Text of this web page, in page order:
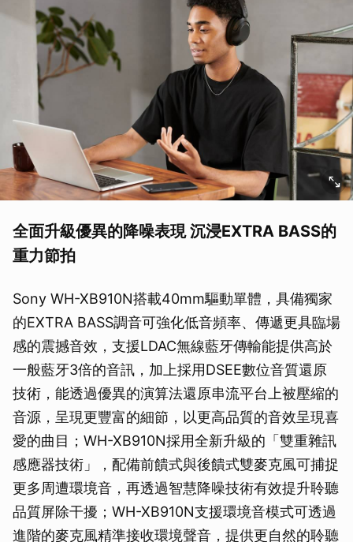
全面升級優異的降噪表現 沉浸EXTRA BASS的
重力節拍
Sony WH-XB910N搭載40mm驅動單體，具備獨家
的EXTRA BASS調音可強化低音頻率、傳遞更具臨場
感的震撼音效，支援LDAC無線藍牙傳輸能提供高於
一般藍牙3倍的音訊，加上採用DSEE數位音質還原
技術，能透過優異的演算法還原串流平台上被壓縮的
音源，呈現更豐富的細節，以更高品質的音效呈現喜
愛的曲目；WH-XB910N採用全新升級的「雙重雜訊
感應器技術」，配備前饋式與後饋式雙麥克風可捕捉
更多周遭環境音，再透過智慧降噪技術有效提升聆聽
品質屏除干擾；WH-XB910N支援環境音模式可透過
進階的麥克風精準接收環境聲音，提供更自然的聆聽